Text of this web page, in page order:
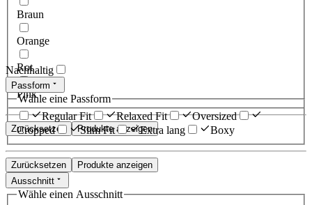
Braun
Orange
Rot
Pink
Zurücksetzen Produkte anzeigen
Nachhaltig
Passform
Wähle eine Passform
Regular Fit
Relaxed Fit
Oversized
Cropped
Slim Fit Extra lang Boxy
Zurücksetzen
Produkte anzeigen
Ausschnitt
Wähle einen Ausschnitt